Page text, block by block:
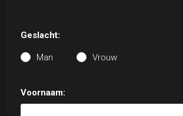
Geslacht:
Man Vrouw
Voornaam: